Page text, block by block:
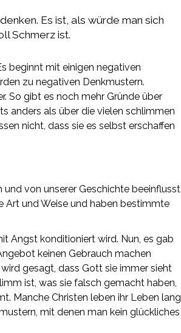
Es ist, als würde man sich
Schmerz ist.
beginnt mit einigen negativen
zu negativen Denkmustern.
So gibt es noch mehr Gründe über
anders als über die vielen schlimmen
nicht, dass sie es selbst erschaffen
und von unserer Geschichte beeinflusst
Art und Weise und haben bestimmte
Angst konditioniert wird. Nun, es gab
keinen Gebrauch machen
gesagt, dass Gott sie immer sieht
ist, was sie falsch gemacht haben,
Manche Christen leben ihr Leben lang
mit denen man kein glückliches